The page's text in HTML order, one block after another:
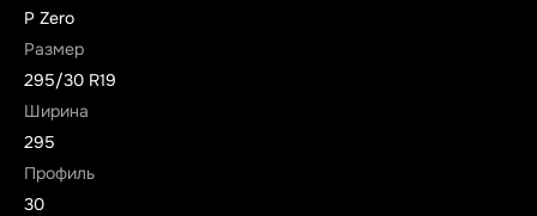
P Zero
Размер
295/30 R19
Ширина
295
Профиль
30